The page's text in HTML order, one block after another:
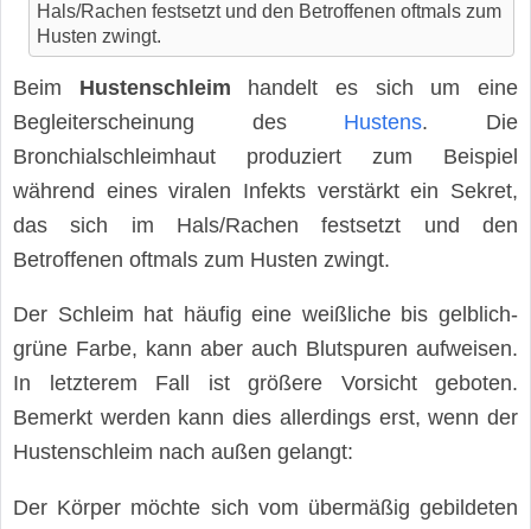
Hals/Rachen festsetzt und den Betroffenen oftmals zum
Husten zwingt.
Beim Hustenschleim handelt es sich um eine
Begleiterscheinung des Hustens. Die
Bronchialschleimhaut produziert zum Beispiel
während eines viralen Infekts verstärkt ein Sekret,
das sich im Hals/Rachen festsetzt und den
Betroffenen oftmals zum Husten zwingt.
Der Schleim hat häufig eine weißliche bis gelblich-
grüne Farbe, kann aber auch Blutspuren aufweisen.
In letzterem Fall ist größere Vorsicht geboten.
Bemerkt werden kann dies allerdings erst, wenn der
Hustenschleim nach außen gelangt:
Der Körper möchte sich vom übermäßig gebildeten